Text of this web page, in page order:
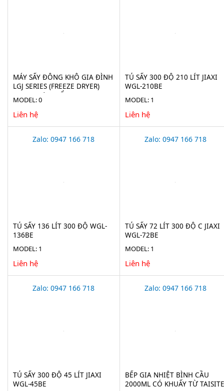
MÁY SẤY ĐÔNG KHÔ GIA ĐÌNH
LGJ SERIES (FREEZE DRYER)
CHO THỰC PHẨM
MODEL: 0
Liên hệ
TỦ SẤY 300 ĐỘ 210 LÍT JIAXI
WGL-210BE
MODEL: 1
Liên hệ
Zalo: 0947 166 718
TỦ SẤY 136 LÍT 300 ĐỘ WGL-
136BE
MODEL: 1
Liên hệ
Zalo: 0947 166 718
TỦ SẤY 72 LÍT 300 ĐỘ C JIAXI
WGL-72BE
MODEL: 1
Liên hệ
Zalo: 0947 166 718
TỦ SẤY 300 ĐỘ 45 LÍT JIAXI
WGL-45BE
Zalo: 0947 166 718
BẾP GIA NHIỆT BÌNH CẦU
2000ML CÓ KHUẤY TỪ TAISITE